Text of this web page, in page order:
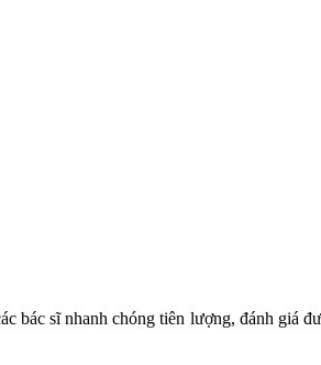
bác sĩ nhanh chóng tiên lượng, đánh giá